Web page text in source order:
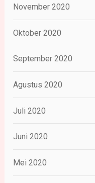
November 2020
Oktober 2020
September 2020
Agustus 2020
Juli 2020
Juni 2020
Mei 2020